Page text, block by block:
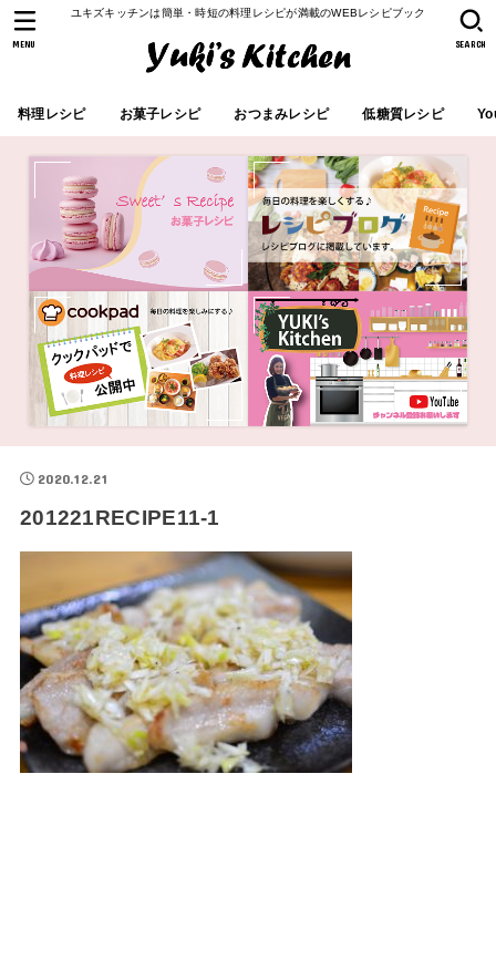
ユキズキッチンは簡単・時短の料理レシピが満載のWEBレシピブック
料理レシピ お菓子レシピ おつまみレシピ 低糖質レシピ
SEARCH
MENU
2020.12.21
201221RECIPE11-1